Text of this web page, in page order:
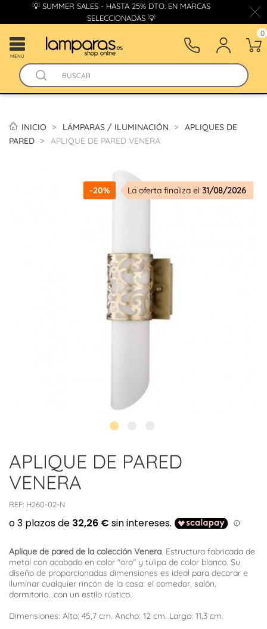
💡 SUMMER SALES - HASTA 25% DTO. EN MARCAS
SELECCIONADAS 💡
MENÚ
0
INICIO LÁMPARAS / ILUMINACIÓN
APLIQUES DE
PARED
APLIQUE DE PARED VENERA
-20% La oferta finaliza el 31/08/2026
APLIQUE DE PARED
VENERA
REF: H260-02-N
Aplique de pared de la colección Venera. Estructura fabricada de
metal con acabado en color "oro" y tulipa de color blanco. Su
diseño de proporcionadas dimensiones es ideal para decorar e
iluminar cualquier rincón de la casa: el comedor, salón,
dormitorio...con un estilo rústico.
Dimensiones: Alto: 45,7 cm. Ancho: 12 cm. Largo: 11,3 cm.